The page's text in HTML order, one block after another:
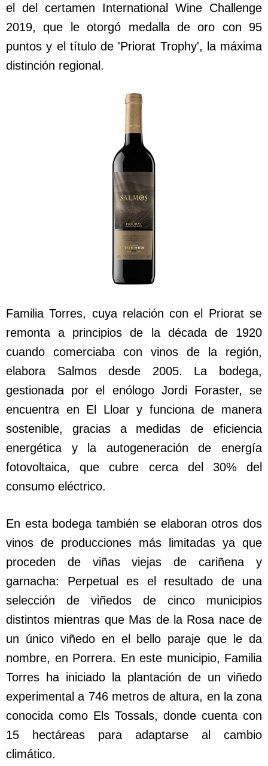
el del certamen International Wine Challenge
2019, que le otorgó medalla de oro con 95
puntos y el título de 'Priorat Trophy', la máxima
distinción regional.
Familia Torres, cuya relación con el Priorat se
remonta a principios de la década de 1920
cuando comerciaba con vinos de la región,
elabora Salmos desde 2005. La bodega,
gestionada por el enólogo Jordi Foraster, se
encuentra en El Lloar y funciona de manera
sostenible, gracias a medidas de eficiencia
energética y la autogeneración de energía
fotovoltaica, que cubre cerca del 30% del
consumo eléctrico.
En esta bodega también se elaboran otros dos
vinos de producciones más limitadas ya que
proceden de viñas viejas de cariñena y
garnacha: Perpetual es el resultado de una
selección de viñedos de cinco municipios
distintos mientras que Mas de la Rosa nace de
un único viñedo en el bello paraje que le da
nombre, en Porrera. En este municipio, Familia
Torres ha iniciado la plantación de un viñedo
experimental a 746 metros de altura, en la zona
conocida como Els Tossals, donde cuenta con
15 hectáreas para adaptarse al cambio
climático.